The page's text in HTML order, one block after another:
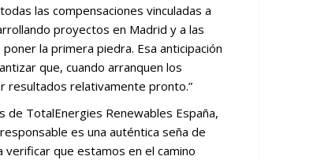
las compensaciones vinculadas a
proyectos en Madrid y a las
la primera piedra. Esa anticipación
que, cuando arranquen los
resultados relativamente pronto.”
TotalEnergies Renewables España,
es una auténtica seña de
verificar que estamos en el camino